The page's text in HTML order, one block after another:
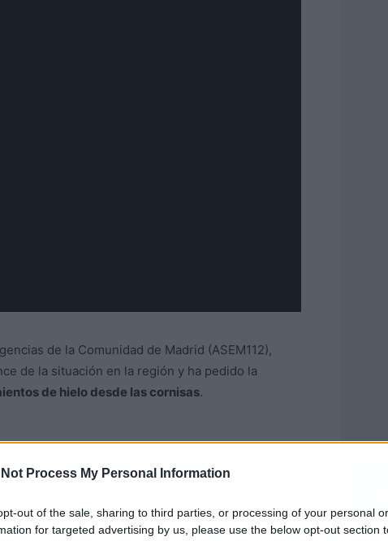
Not Process My Personal Information
out of the sale, sharing to third parties, or processing of your personal or
for targeted advertising by us, please use the below opt-out section
de la Comunidad de Madrid (ASEM112),
de la situación en la región y ha pedido la
de hielo desde las cornisas.